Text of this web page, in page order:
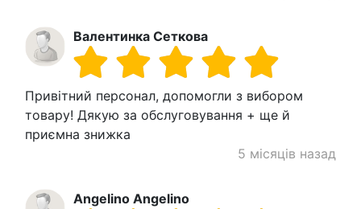
Валентинка Сеткова
Привітний персонал, допомогли з вибором
товару! Дякую за обслуговування + ще й
приємна знижка
5 місяців назад
Angelino Angelino